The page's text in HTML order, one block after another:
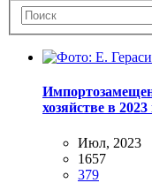
хозяйстве в 2023
Июл, 2023
1657
379